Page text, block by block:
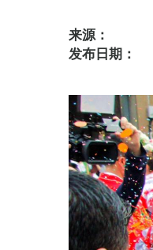
来源：
发布日期：